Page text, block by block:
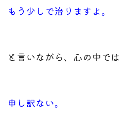
もう少しで治りますよ。
と言いながら、 心の中では
申し訳ない。